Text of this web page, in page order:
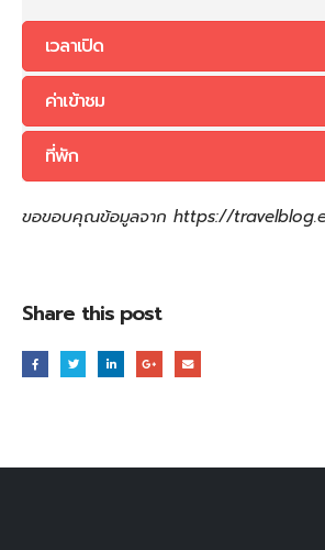
เวลาเปิด
ค่าเข้าชม
ที่พัก
ขอขอบคุณข้อมูลจาก https://
Share this post